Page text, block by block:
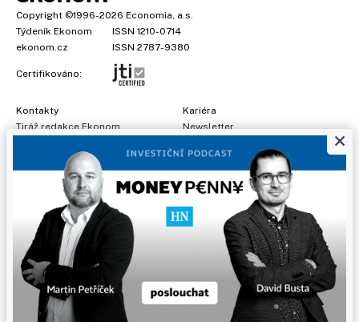
Copyright ©1996-2026 Economia, a.s.
Týdeník Ekonom
ISSN 1210-0714
ekonom.cz
ISSN 2787-9380
Certifikováno:
Kontakty
Tiráž redakce Ekonom
Kariéra
Newsletter
Prohlášení o cookies
Nastavení soukromí
Ochrana osobních údajů
Inzerce
, obchodní garant: Adéla Formáčková,+420 739 500 832
Jakékoliv užití obsahu, včetně převzetí článků, je bez souhlasu
Economia, a.s. zapovězeno. Bez souhlasu Economia, a.s. je
zapovězeno též rozmnožování obsahu pro účely automatizované
analýzy textů nebo dat podle ustanovení § 39c autorského zákona.
×